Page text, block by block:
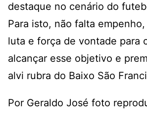
destaque no cenário do
Para isto, não falta
luta e força de vontade para
alcançar esse objetivo e
alvi rubra do Baixo São
Por Geraldo José foto